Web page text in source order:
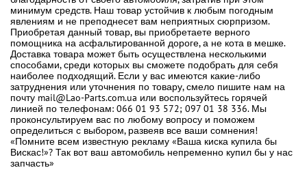
минимум средств. Наш товар устойчив к любым погодным
явлениям и не преподнесет вам неприятных сюрпризом.
Приобретая данный товар, вы приобретаете верного
помощника на асфальтированной дороге, а не кота в мешке.
Доставка товара может быть осуществлена несколькими
способами, среди которых вы сможете подобрать для себя
наиболее подходящий. Если у вас имеются какие-либо
затруднения или уточнения по товару, смело пишите нам на
почту mail@Lao-Parts.com.ua или воспользуйтесь горячей
линией по телефонам: 066 01 93 572; 097 01 38 336. Мы
проконсультируем вас по любому вопросу и поможем
определиться с выбором, развеяв все ваши сомнения!
«Помните всем известную рекламу «Ваша киска купила бы
Вискас!»? Так вот ваш автомобиль непременно купил бы у нас
запчасть»